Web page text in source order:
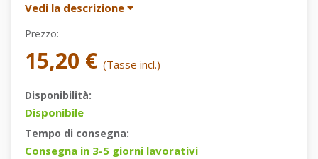
Vedi la descrizione
Prezzo:
15,20 € (Tasse incl.)
Disponibilità:
Disponibile
Tempo di consegna:
Consegna in 3-5 giorni lavorativi